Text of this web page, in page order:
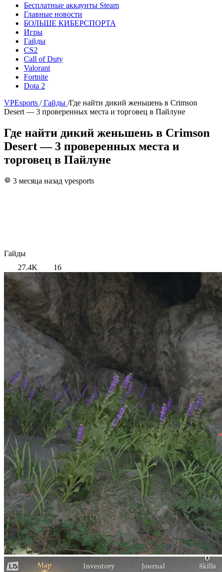
Бесплатные аккаунты Steam
Главные новости
БОЛЬШЕ КИБЕРСПОРТА
Игры
Гайды
CS2
Call of Duty
Valorant
Fortnite
Dota 2
VPEsports / Гайды /Где найти дикий женьшень в Crimson
Desert — 3 проверенных места и торговец в Пайлуне
Где найти дикий женьшень в Crimson
Desert — 3 проверенных места и
торговец в Пайлуне
3 месяца назад vpesports
Гайды
27.4K
16